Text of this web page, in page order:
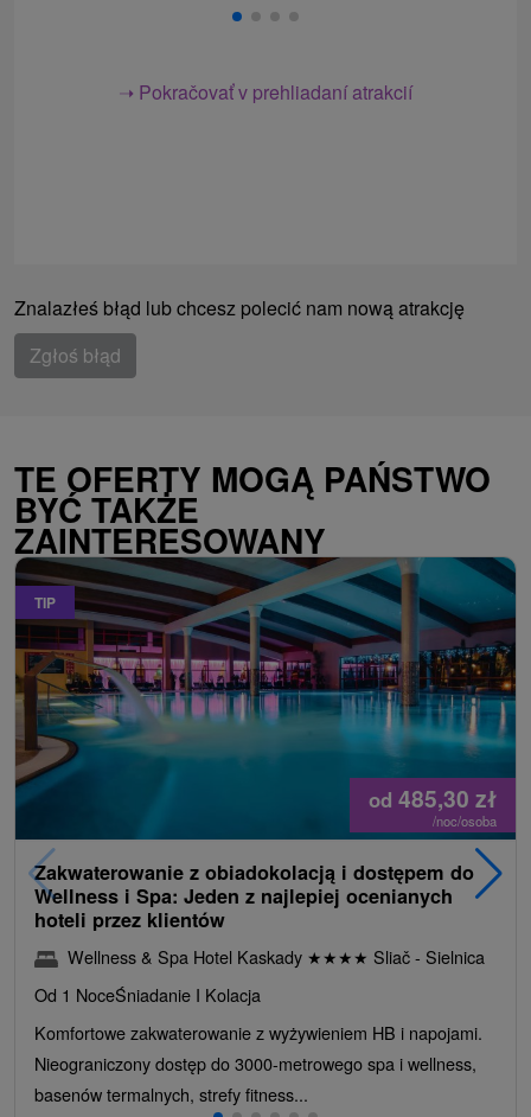
➝ Pokračovať v prehliadaní atrakcií
Znalazłeś błąd lub chcesz polecić nam nową atrakcję
Zgłoś błąd
TE OFERTY MOGĄ PAŃSTWO
BYĆ TAKŻE
ZAINTERESOWANY
TIP
od 485,30 zł
/noc/osoba
Zakwaterowanie z obiadokolacją i dostępem do
Wellness i Spa: Jeden z najlepiej ocenianych
hoteli przez klientów
Wellness & Spa Hotel Kaskady ★★★★ Sliač - Sielnica
Od 1 NoceŚniadanie I Kolacja
Komfortowe zakwaterowanie z wyżywieniem HB i napojami.
Nieograniczony dostęp do 3000-metrowego spa i wellness,
basenów termalnych, strefy fitness...